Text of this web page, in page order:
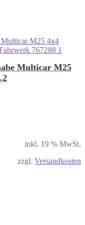
Multicar M25
inkl. 19 % MwSt.
zzgl. Versandkosten